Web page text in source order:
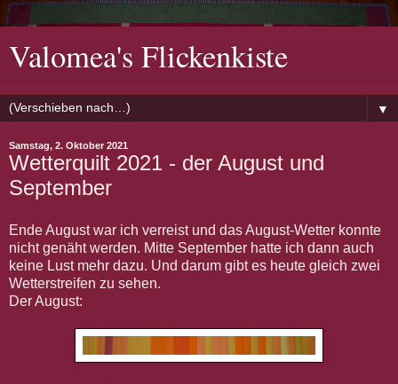
Valomea's Flickenkiste
▼
Samstag, 2. Oktober 2021
Wetterquilt 2021 - der August und
September
Ende August war ich verreist und das August-Wetter konnte
nicht genäht werden. Mitte September hatte ich dann auch
keine Lust mehr dazu. Und darum gibt es heute gleich zwei
Wetterstreifen zu sehen.
Der August: